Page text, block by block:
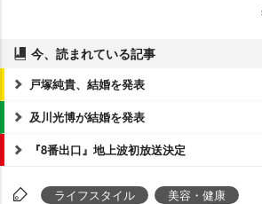
今、読まれている記事
戸塚純貴、結婚を発表
及川光博が結婚を発表
『8番出口』地上波初放送決定
ライフスタイル
美容・健康